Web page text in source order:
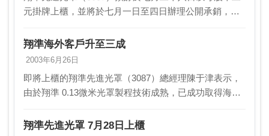
元掛牌上櫃，並將於七月一日至四日辦理公開承銷，每
務為設計與製造半導體製程使用之光罩，包括
PSM（相…
翔準海外客戶升至三成
2003年6月26日
即將上櫃的翔準先進光罩（3087）總經理陳于津表示，
由於翔準 0.13微米光罩製程技術成熟，已成功取得海內
客戶已從去年占二成提升到今年的3…
翔準先進光罩 7月28日上櫃